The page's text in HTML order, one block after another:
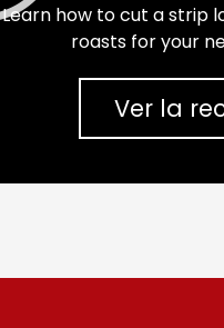
Learn how to cut a strip
roasts for your
Ver la